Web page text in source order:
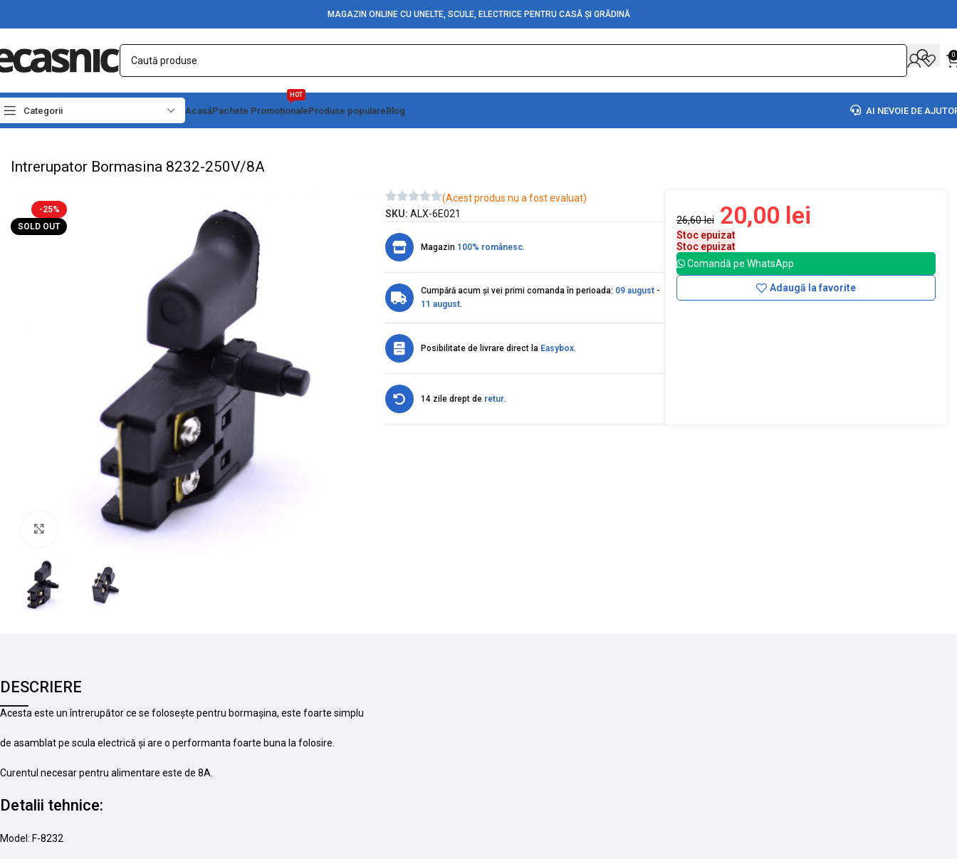
MAGAZIN ONLINE CU UNELTE, SCULE, ELECTRICE PENTRU CASĂ ȘI GRĂDINĂ
0
Categorii AcasăPachete Promoționale
HOT
Produse populareBlog AI NEVOIE DE
Prima pagină Electrice Intrerupatoare - Butoane
Intrerupator Bormasina 8232-250V/8A
-25%
SOLD OUT
Mărește imaginea
(Acest produs nu a fost evaluat)
SKU: ALX-6E021
Magazin 100% românesc.
Cumpără acum și vei primi comanda în perioada: 09 august-
11 august.
Posibilitate de livrare direct la Easybox.
14 zile drept de retur.
26,60lei 20,00 lei
Stoc epuizat
Stoc epuizat
Comandă pe WhatsApp
Adaugă la favorite
DESCRIERE
Acesta este un întrerupător ce se folosește pentru bormașina, este foarte simplu
de asamblat pe scula electrică și are o performanta foarte buna la folosire.
Curentul necesar pentru alimentare este de 8A.
Detalii tehnice:
Model: F-8232